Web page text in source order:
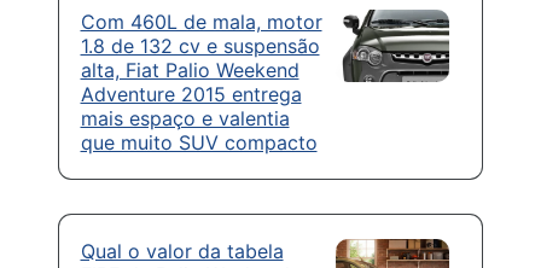
Com 460L de mala, motor
1.8 de 132 cv e suspensão
alta, Fiat Palio Weekend
Adventure 2015 entrega
mais espaço e valentia
que muito SUV compacto
Qual o valor da tabela